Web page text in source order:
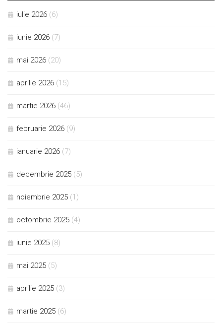
iulie 2026 (6)
iunie 2026 (7)
mai 2026 (20)
aprilie 2026 (15)
martie 2026 (46)
februarie 2026 (9)
ianuarie 2026 (7)
decembrie 2025 (5)
noiembrie 2025 (1)
octombrie 2025 (4)
iunie 2025 (8)
mai 2025 (5)
aprilie 2025 (3)
martie 2025 (6)